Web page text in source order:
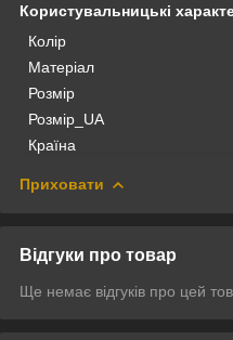
Користувальницькі
Колір
Матеріал
Розмір
Розмір_UA
Країна
Приховати
Відгуки про товар
Ще немає відгуків про цей